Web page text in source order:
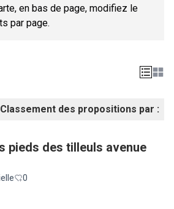
en bas de page, modifiez le
par page.
Classement des propositions par :
pieds des tilleuls avenue
0